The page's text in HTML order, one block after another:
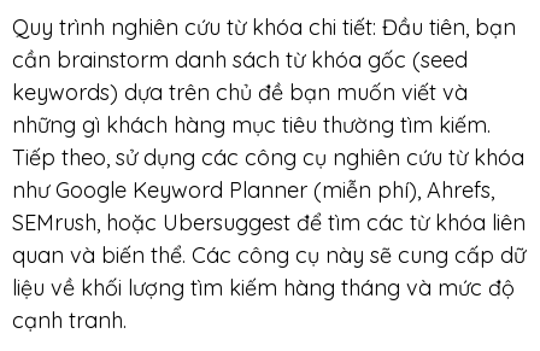
Quy trình nghiên cứu từ khóa chi tiết: Đầu tiên, bạn
cần brainstorm danh sách từ khóa gốc (seed
keywords) dựa trên chủ đề bạn muốn viết và
những gì khách hàng mục tiêu thường tìm kiếm.
Tiếp theo, sử dụng các công cụ nghiên cứu từ khóa
như Google Keyword Planner (miễn phí), Ahrefs,
SEMrush, hoặc Ubersuggest để tìm các từ khóa liên
quan và biến thể. Các công cụ này sẽ cung cấp dữ
liệu về khối lượng tìm kiếm hàng tháng và mức độ
cạnh tranh.